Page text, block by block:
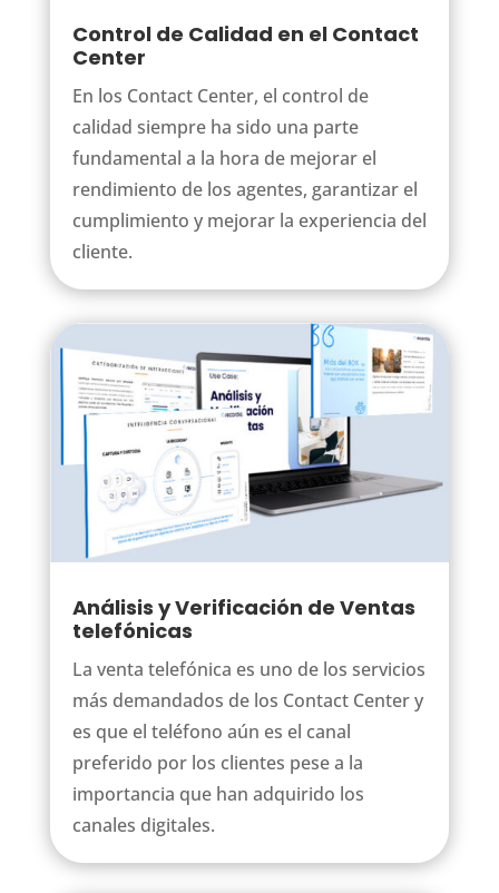
Control de Calidad en el Contact
Center
En los Contact Center, el control de
calidad siempre ha sido una parte
fundamental a la hora de mejorar el
rendimiento de los agentes, garantizar el
cumplimiento y mejorar la experiencia del
cliente.
Análisis y Verificación de Ventas
telefónicas
La venta telefónica es uno de los servicios
más demandados de los Contact Center y
es que el teléfono aún es el canal
preferido por los clientes pese a la
importancia que han adquirido los
canales digitales.